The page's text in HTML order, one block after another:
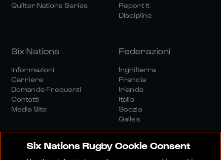
Quilter Nations Series
Report It
Discipline
Six Nations
Informazioni
Carriere
Domande Frequenti
Contatti
Media Site
Federazioni
Inghilterra
Francia
Irlanda
Italia
Scozia
Galles
Six Nations Rugby Cookie Consent